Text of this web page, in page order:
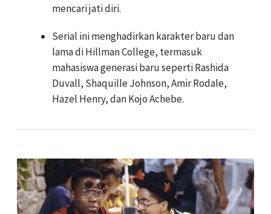
mencari jati diri.
Serial ini menghadirkan karakter baru dan
lama di Hillman College, termasuk
mahasiswa generasi baru seperti Rashida
Duvall, Shaquille Johnson, Amir Rodale,
Hazel Henry, dan Kojo Achebe.